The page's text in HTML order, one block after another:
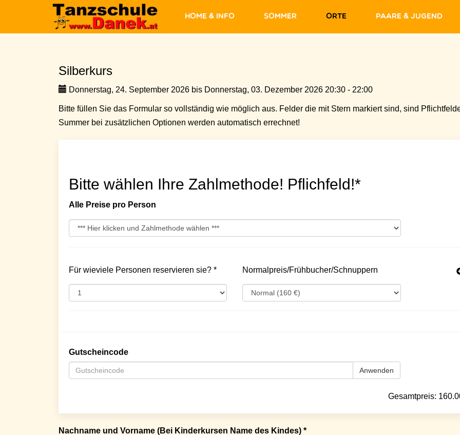
Home & Info Sommer Orte Paare & Jugend
Silberkurs
Donnerstag, 24. September 2026 bis Donnerstag, 03. Dezember 2026 20:30 - 22:00
Bitte füllen Sie das Formular so vollständig wie möglich aus. Felder die mit Stern markiert sind, sind
Summer bei zusätzlichen Optionen werden automatisch errechnet!
Bitte wählen Ihre Zahlmethode! Pflichfeld!*
Alle Preise pro Person
Für wieviele Personen reservieren sie? * Normalpreis/Frühbucher/Schnuppern
Gutscheincode
Anwenden
Gesamtpreis:
Nachname und Vorname (Bei Kinderkursen Name des Kindes) *